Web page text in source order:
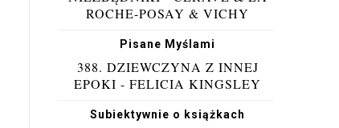
ROCHE-POSAY & VICHY
Pisane Myślami
388. DZIEWCZYNA Z INNEJ
EPOKI - FELICIA KINGSLEY
Subiektywnie o książkach